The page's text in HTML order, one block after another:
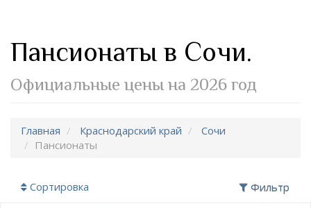
Пансионаты в Сочи.
Официальные цены на 2026 год
Главная Краснодарский край
Сочи
Пансионаты
Сортировка Фильтр